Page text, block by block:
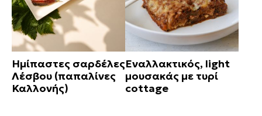
Ημίπαστες σαρδέλες
Λέσβου (παπαλίνες
Καλλονής)
Εναλλακτικός, light
μουσακάς με τυρί
cottage